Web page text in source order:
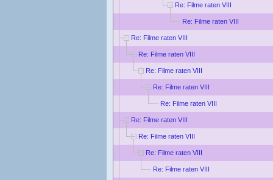
Re: Filme raten VIII
Re: Filme raten VIII
Re: Filme raten VIII
Re: Filme raten VIII
Re: Filme raten VIII
Re: Filme raten VIII
Re: Filme raten VIII
Re: Filme raten VIII
Re: Filme raten VIII
Re: Filme raten VIII
Re: Filme raten VIII